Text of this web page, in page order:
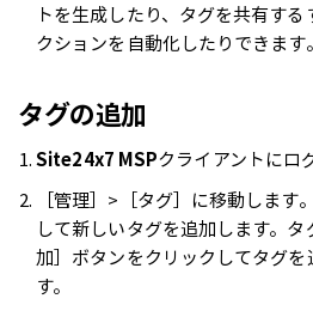
トを生成したり、タグを共有す
クションを自動化したりできます。
タグの追加
Site24x7 MSPクライアントにロ
［管理］>［タグ］に移動します
して新しいタグを追加します。
加］ボタンをクリックしてタグを
す。